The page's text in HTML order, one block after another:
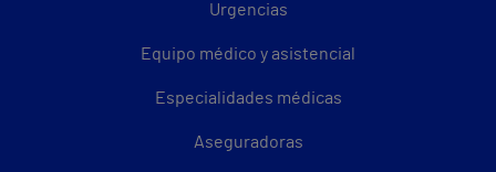
Urgencias
Equipo médico y asistencial
Especialidades médicas
Aseguradoras